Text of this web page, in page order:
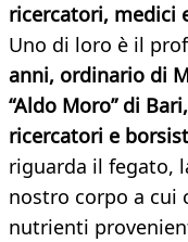
ricercatori, medici
Uno di loro è il
anni, ordinario di
“Aldo Moro” di
ricercatori e
riguarda il fegato,
nostro corpo a cui
nutrienti